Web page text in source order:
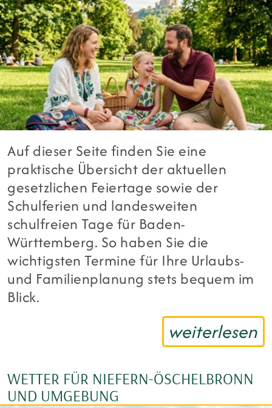
Auf dieser Seite finden Sie eine
praktische Übersicht der aktuellen
gesetzlichen Feiertage sowie der
Schulferien und landesweiten
schulfreien Tage für Baden-
Württemberg. So haben Sie die
wichtigsten Termine für Ihre Urlaubs-
und Familienplanung stets bequem im
Blick.
weiterlesen
WETTER FÜR NIEFERN-ÖSCHELBRONN
UND UMGEBUNG